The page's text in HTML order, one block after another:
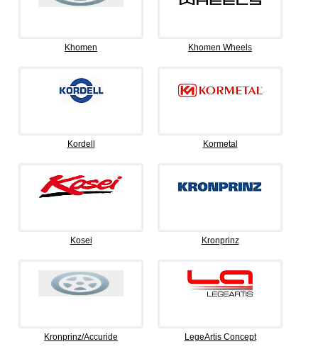
Khomen Khomen Wheels
Kordell Kormetal
Kosei Kronprinz
Kronprinz/Accuride LegeArtis Concept